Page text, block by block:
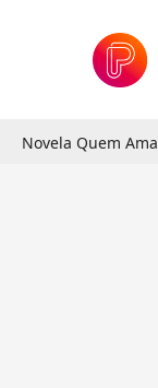
Novela Quem